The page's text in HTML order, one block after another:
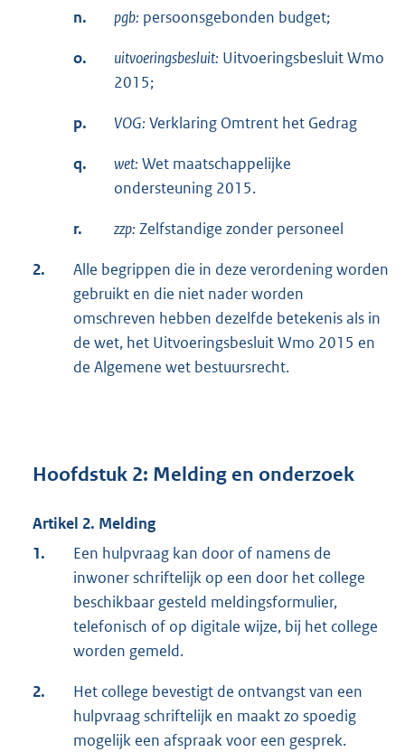
n. pgb: persoonsgebonden budget;
o. uitvoeringsbesluit: Uitvoeringsbesluit Wmo
2015;
p. VOG: Verklaring Omtrent het Gedrag
q. wet: Wet maatschappelijke
ondersteuning 2015.
r. zzp: Zelfstandige zonder personeel
2.
Alle begrippen die in deze verordening worden
gebruikt en die niet nader worden
omschreven hebben dezelfde betekenis als in
de wet, het Uitvoeringsbesluit Wmo 2015 en
de Algemene wet bestuursrecht.
Hoofdstuk 2: Melding en onderzoek
Artikel 2. Melding
1.
Een hulpvraag kan door of namens de
inwoner schriftelijk op een door het college
beschikbaar gesteld meldingsformulier,
telefonisch of op digitale wijze, bij het college
worden gemeld.
2.
Het college bevestigt de ontvangst van een
hulpvraag schriftelijk en maakt zo spoedig
mogelijk een afspraak voor een gesprek.